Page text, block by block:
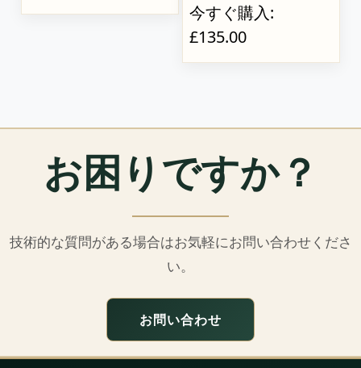
今すぐ購入:
£135.00
お困りですか？
技術的な質問がある場合はお気軽にお問い合わせくださ
い。
お問い合わせ